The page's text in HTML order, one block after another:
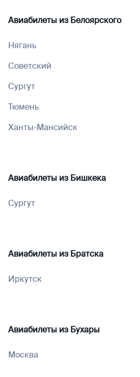
Авиабилеты изБелоярского
Нягань
Советский
Сургут
Тюмень
Ханты-Мансийск
Авиабилеты изБишкека
Сургут
Авиабилеты изБратска
Иркутск
Авиабилеты изБухары
Москва